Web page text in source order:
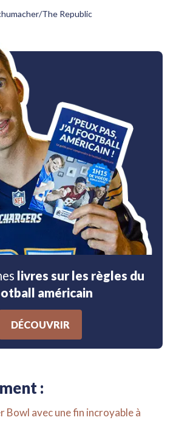
The Republic
livres sur les règles du
américain
DÉCOUVRIR
:
Bowl avec une fin incroyable à